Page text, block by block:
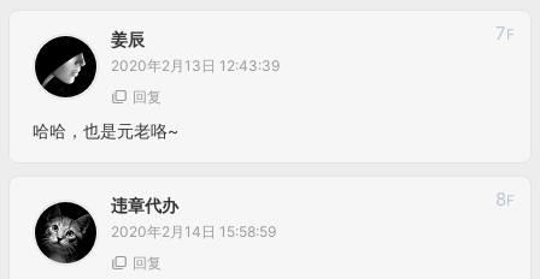
姜辰
2020年2月13日 12:43:39
7F
回复
哈哈，也是元老咯~
违章代办
2020年2月14日 15:58:59
8F
回复